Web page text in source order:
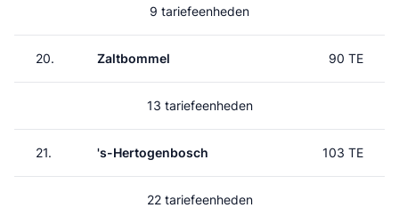
9 tariefeenheden
20. Zaltbommel 90 TE
13 tariefeenheden
21. 's-Hertogenbosch 103 TE
22 tariefeenheden